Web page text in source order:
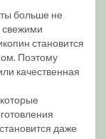
больше не
свежими
становится
Поэтому
качественная
даже